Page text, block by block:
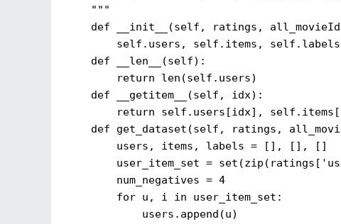
    "
""
def
__init__ (self , ratings,
self .users, self .items, self
def
__len__ (self) :
return len(self .users)
def
__getitem__ (self , idx) :
return
self .users[idx], self
def
get_dataset (self , ratings,
        users, items, labels = [], [], []
        user_item_set = set(zip(ratings[
        num_negatives =
4
for u, i in
user_item_set:
            users.append(u)